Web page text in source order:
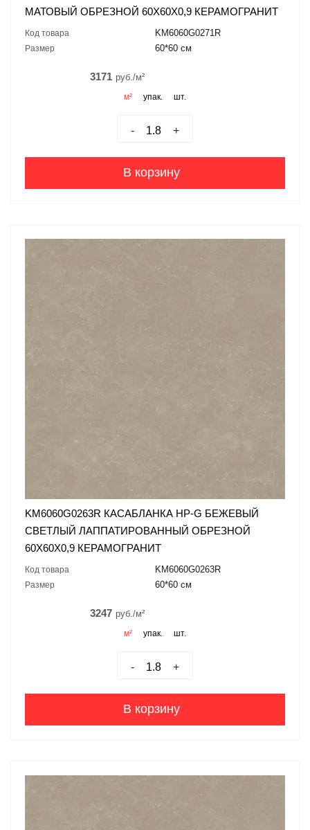
МАТОВЫЙ ОБРЕЗНОЙ 60X60X0,9 КЕРАМОГРАНИТ
Код товара KM6060G0271R
Размер 60*60 см
3171 руб./м²
м² упак. шт.
- +
В корзину
KM6060G0263R КАСАБЛАНКА HP-G БЕЖЕВЫЙ
СВЕТЛЫЙ ЛАППАТИРОВАННЫЙ ОБРЕЗНОЙ
60X60X0,9 КЕРАМОГРАНИТ
Код товара KM6060G0263R
Размер 60*60 см
3247 руб./м²
м² упак. шт.
- +
В корзину